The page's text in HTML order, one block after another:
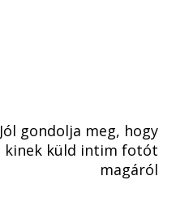
Jól gondolja meg, hogy
kinek küld intim fotót
magáról